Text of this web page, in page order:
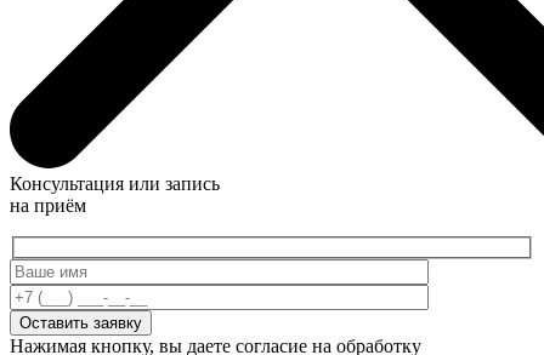
Консультация или запись
на приём
Нажимая кнопку, вы даете согласие на обработку